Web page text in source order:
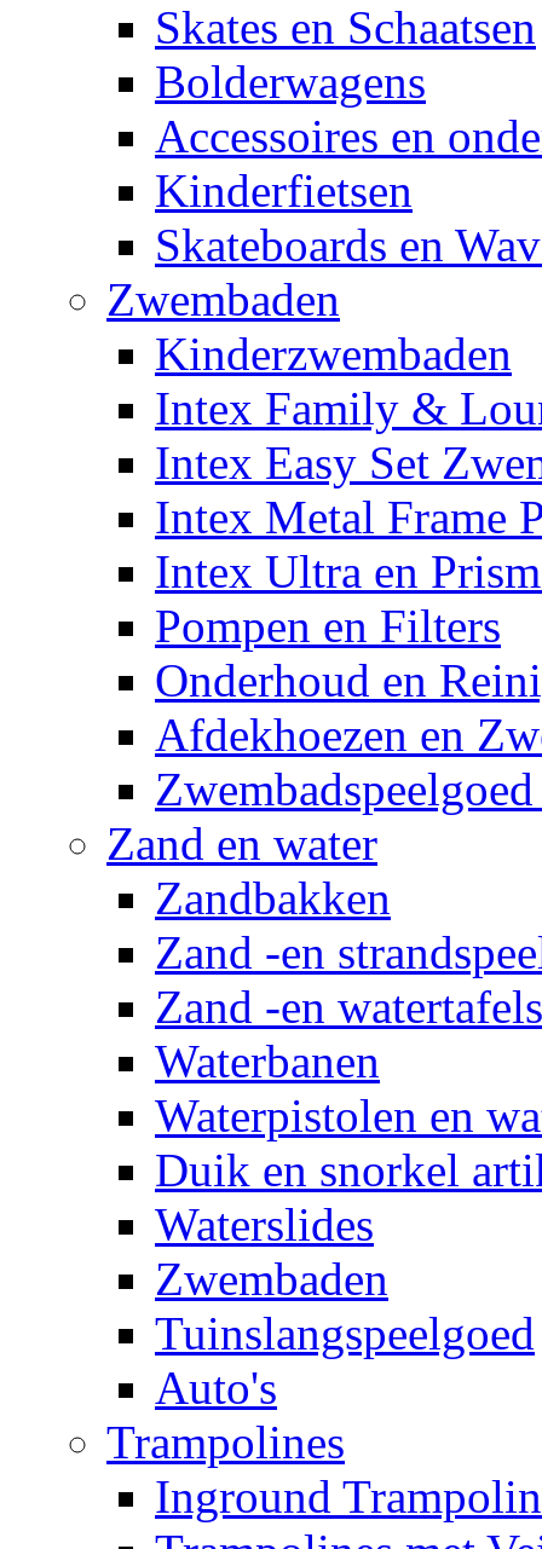
Skates en Schaatsen
Bolderwagens
Accessoires en
Kinderfietsen
Skateboards en
Zwembaden
Kinderzwembaden
Intex Family &
Intex Easy Set
Intex Metal Frame
Intex Ultra en
Pompen en Filters
Onderhoud en
Afdekhoezen en
Zand en water
Zandbakken
Zand -en
Zand -en watertafels
Waterbanen
Waterpistolen en
Duik en snorkel
Waterslides
Zwembaden
Tuinslangspeelgoed
Auto's
Trampolines
Inground